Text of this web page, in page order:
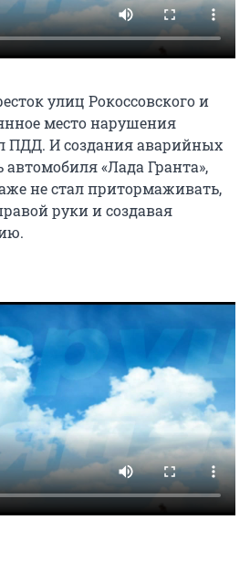
улиц Рокоссовского и
место нарушения
ПДД. И создания аварийных
«Лада Гранта»,
не стал притормаживать,
руки и создавая